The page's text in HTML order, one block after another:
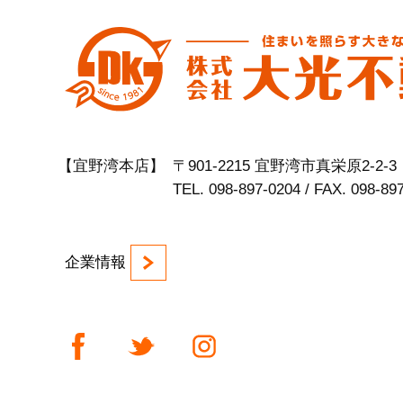
【宜野湾本店】
〒901-2215 宜野湾市真栄原2-2-3
TEL. 098-897-0204 / FAX. 098-
企業情報